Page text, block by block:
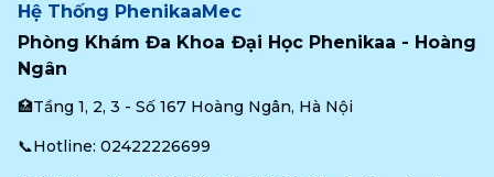
Hệ Thống PhenikaaMec
Phòng Khám Đa Khoa Đại Học Phenikaa - Hoàng
Ngân
🏥Tầng 1, 2, 3 - Số 167 Hoàng Ngân, Hà Nội
📞Hotline: 02422226699